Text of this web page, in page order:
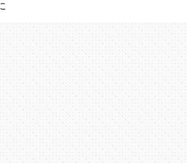
麺｜夏に映える爽やかな
の新メニューに 氷結トマ
映える爽やかな韓国冷麺
ューに
ト ト 麺
爽や か な 韓 国冷 麺を 店 の 新